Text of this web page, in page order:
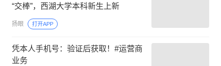
“交棒”，西湖大学本科新生上新
扬眼 打开APP
凭本人手机号：验证后获取！#运营商
业务